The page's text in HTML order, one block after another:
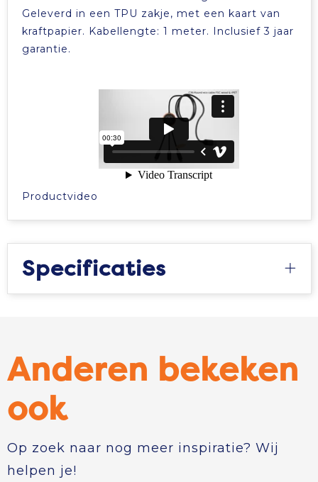
Geleverd in een TPU zakje, met een kaart van
kraftpapier. Kabellengte: 1 meter. Inclusief 3 jaar
garantie.
Productvideo
Specificaties
Anderen bekeken
ook
Op zoek naar nog meer inspiratie? Wij
helpen je!